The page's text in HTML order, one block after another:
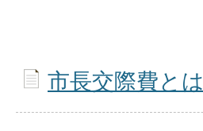
市長交際費とは